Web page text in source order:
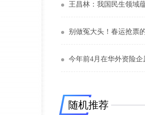
王昌林：我国民生领域
别做冤大头！春运抢票
随机推荐